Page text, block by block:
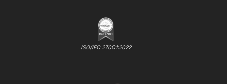
ISO/IEC 27001:2022